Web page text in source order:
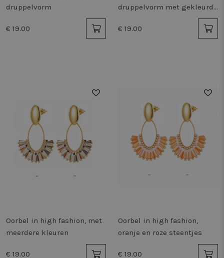
druppelvorm
€ 19.00
druppelvorm met gekleurde
€ 19.00
Oorbel in high fashion, met
meerdere kleuren
€ 19.00
Oorbel in high fashion,
oranje en roze steentjes
€ 19.00